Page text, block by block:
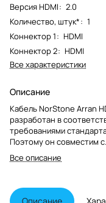
Версия HDMI: 2.0
Количество, штук*: 1
Коннектор 1: HDMI
Коннектор 2: HDMI
Все характеристики
Описание
Кабель NorStone Arran
разработан в
требованиями
Поэтому он совместим с
передачей видеопотоков
4K с частотой 60 Гц HDR
Full HD или 3D, а также
аудиопотоков 7.1 в
Все описание